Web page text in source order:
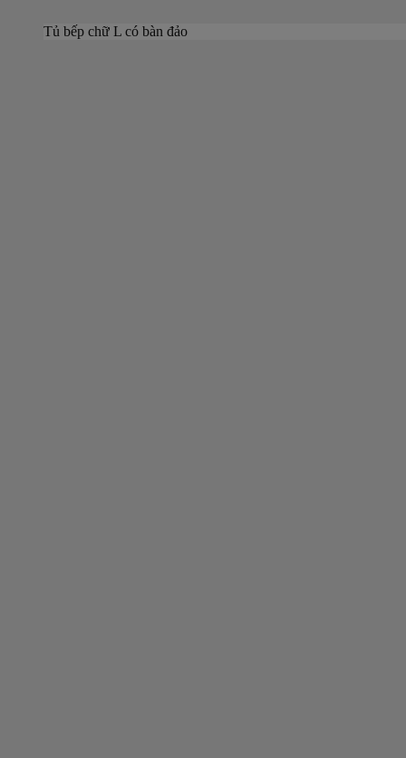
Tủ bếp chữ L có bàn đảo